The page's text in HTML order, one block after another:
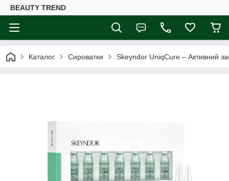
BEAUTY TREND
Каталог Сироватки Skeyndor UniqCure – Активний